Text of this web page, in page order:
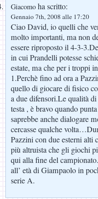
Giacomo ha scritto:
Gennaio 7th, 2008 alle 17:20
Ciao David, io quelli che
molto importanti, ma non
essere riproposto il 4-3-
in cui Prandelli potesse
estate, ma che per i troppi
1.Perchè fino ad ora a
quello di giocare di fisico
a due difensori.Le qualità
testa , è bravo quando
saprebbe anche dialogare
cercasse qualche
Pazzini con due esterni alti
più altruista che gli giochi
qui alla fine del
all’ età di Giampaolo in
serie A.